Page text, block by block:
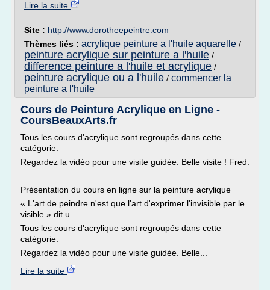
Lire la suite
Site : http://www.dorotheepeintre.com
Thèmes liés : acrylique peinture a l'huile aquarelle /
peinture acrylique sur peinture a l'huile /
difference peinture a l'huile et acrylique /
peinture acrylique ou a l'huile / commencer la
peinture a l'huile
Cours de Peinture Acrylique en Ligne -
CoursBeauxArts.fr
Tous les cours d'acrylique sont regroupés dans cette
catégorie.
Regardez la vidéo pour une visite guidée. Belle visite ! Fred.
Présentation du cours en ligne sur la peinture acrylique
« L'art de peindre n'est que l'art d'exprimer l'invisible par le
visible » dit u...
Tous les cours d'acrylique sont regroupés dans cette
catégorie.
Regardez la vidéo pour une visite guidée. Belle...
Lire la suite